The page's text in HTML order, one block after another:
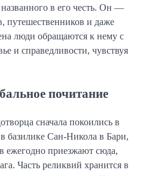
в его честь. Он —
путешественников и даже
люди обращаются к нему с
и справедливости, чувствуя
почитание
сначала покоились в
базилике Сан-Никола в Бари,
ежегодно приезжают сюда,
Часть реликвий хранится в